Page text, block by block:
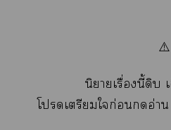
⚠️
นิยายเรื่องนี้ดิบ
โเตรียมใก่อนอ่าน